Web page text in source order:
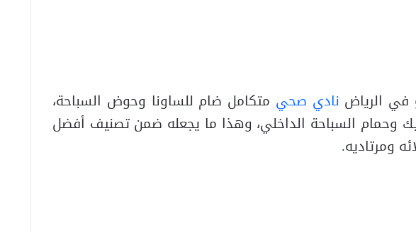
في الرياض نادي صحي متكامل ضام للساونا وحوض السباحة،
وحمام السباحة الداخلي، وهذا ما يجعله ضمن تصنيف أفضل
ومرتاديه.